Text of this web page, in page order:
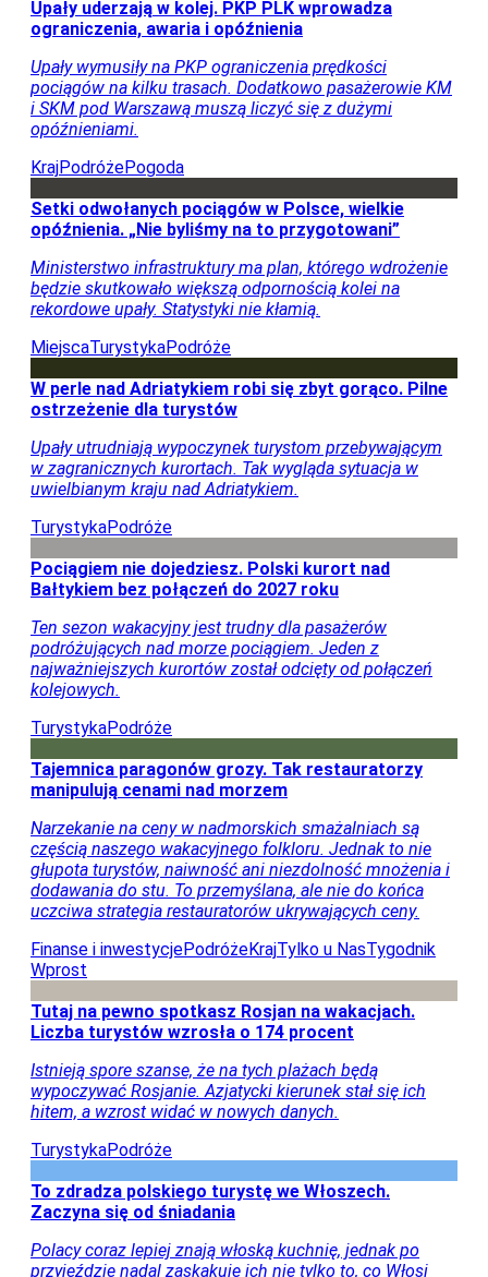
Miejsca
Porady
Pogoda
O firmie
Kontakt
Reklama
Polityka prywatności
Podróże Wprost - Facebook Podróże Wprost - Twitter Podróże
Wprost - YouTube
© ℗ 1998-2026Agencja Wydawniczo-Reklamowa „Wprost” Sp. z
o.o. Wszelkie prawa zastrzeżone.Agencja Wydawniczo-
Reklamowa „Wprost” na podstawie art. 25 ust. 1 pkt. 1 b ustawy
z dnia 4 lutego 1994 roku o prawie autorskim i prawach
pokrewnych wyraźnie zastrzega, że dalsze rozpowszechnianie
artykułów zamieszczonych na portaluwww.wprost.pljest
zabronione..
Wejdź na
stronę główną